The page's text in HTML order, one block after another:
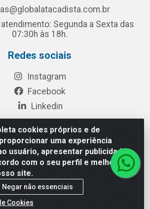
cookies próprios e de
uma experiência
usuário, apresentar publicidade
com o seu perfil e melhorar a
site.
Negar não essenciais
Cookies
Segunda a Sexta das
07:30h às 18h.
Redes sociais
Instagram
Facebook
Linkedin
- S. Miguel Paulista São Paulo/SP - CEP
260- CNPJ: 03.010.739/0001-72